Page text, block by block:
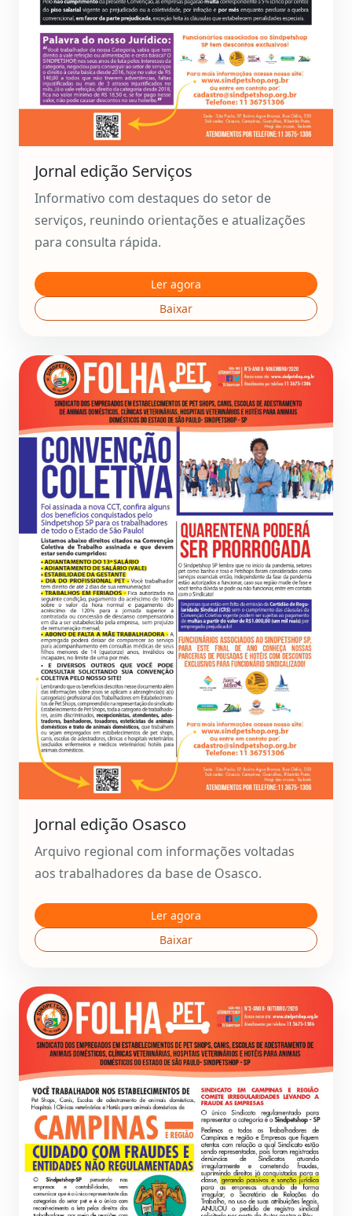
Jornal edição Serviços
Informativo com destaques do setor de
serviços, reunindo orientações e atualizações
para consulta rápida.
Ler agora
Baixar
Jornal edição Osasco
Arquivo regional com informações voltadas
aos trabalhadores da base de Osasco.
Ler agora
Baixar